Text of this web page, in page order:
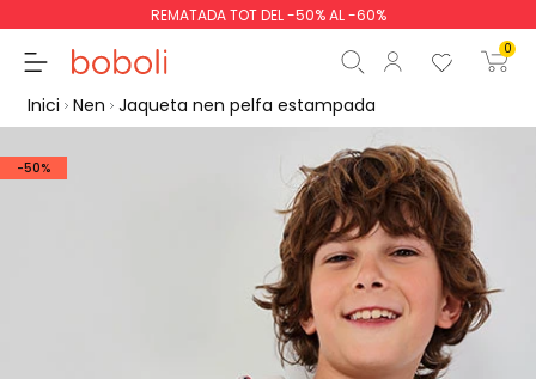
REMATADA TOT DEL -50% AL -60%
0
0,00 €
0,00 €
Començar la
Inici Nen Jaqueta nen pelfa estampada
-50%